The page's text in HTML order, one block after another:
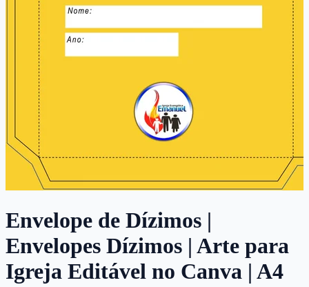
Envelope de Dízimos |
Envelopes Dízimos | Arte para
Igreja Editável no Canva | A4